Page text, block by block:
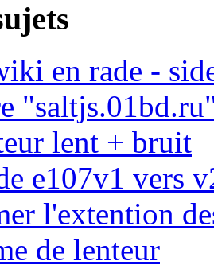
en rade -
lent + bruit
e107v1 vers
l'extention
de lenteur